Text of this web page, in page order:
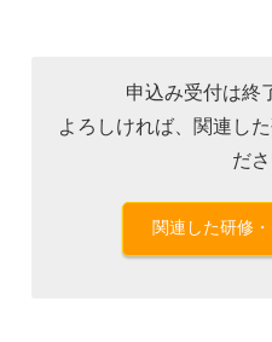
申込み受付は終
よろしければ、関連し
ださ
関連した研修